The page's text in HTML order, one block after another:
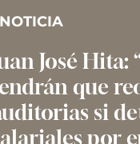
NOTICIA
José Hita:
que
si
por